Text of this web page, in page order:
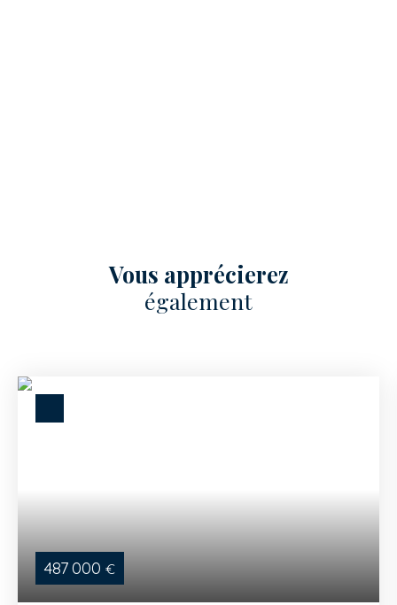
Vous apprécierez
également
487 000 €